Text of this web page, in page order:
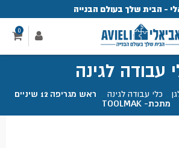
- הבית שלך בעולם הבנייה
0
עבודה לגינה
כלי עבודה לגינה
ראש מגריפה 12 שיניים
מתכת- TOOLMAK